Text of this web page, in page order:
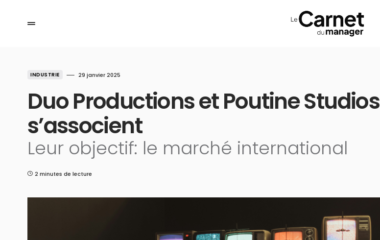
INDUSTRIE 29 janvier 2025
Duo Productions et Poutine Studios
s’associent
Leur objectif: le marché international
2 minutes de lecture